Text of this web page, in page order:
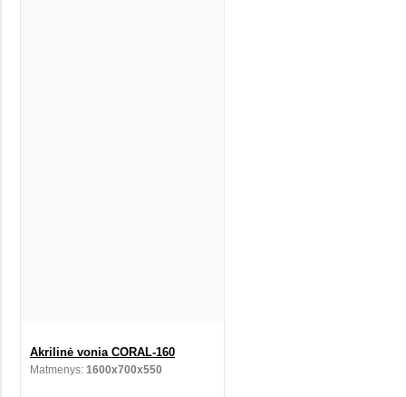
Akrilinė vonia CORAL-160
Matmenys: 1600x700x550